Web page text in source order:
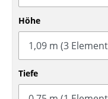
Bürosessel
Einzelteile
... alle Sitzmöbel
Höhe
Tiefe